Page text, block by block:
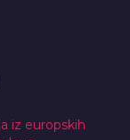
iz europskih